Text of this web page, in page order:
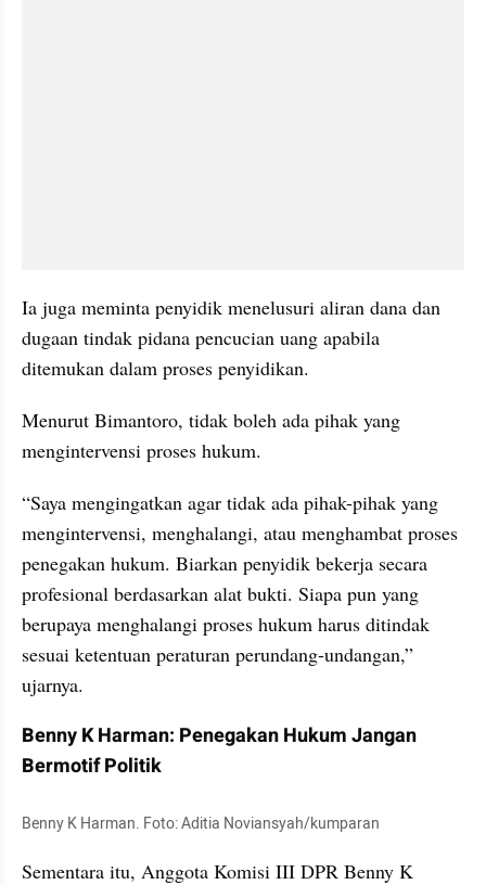
Ia juga meminta penyidik menelusuri aliran dana dan
dugaan tindak pidana pencucian uang apabila
ditemukan dalam proses penyidikan.
Menurut Bimantoro, tidak boleh ada pihak yang
mengintervensi proses hukum.
“Saya mengingatkan agar tidak ada pihak-pihak yang
mengintervensi, menghalangi, atau menghambat proses
penegakan hukum. Biarkan penyidik bekerja secara
profesional berdasarkan alat bukti. Siapa pun yang
berupaya menghalangi proses hukum harus ditindak
sesuai ketentuan peraturan perundang-undangan,”
ujarnya.
Benny K Harman: Penegakan Hukum Jangan
Bermotif Politik
Benny K Harman. Foto: Aditia Noviansyah/kumparan
Sementara itu, Anggota Komisi III DPR Benny K